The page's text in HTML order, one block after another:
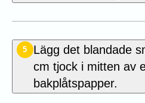
5
Lägg det blandade
cm tjock i mitten av
bakplåtspapper.